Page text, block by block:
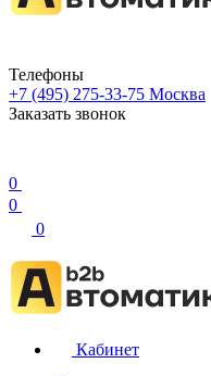
Телефоны
+7 (495) 275-33-75 Москва
Заказать звонок
0
0
0
Кабинет